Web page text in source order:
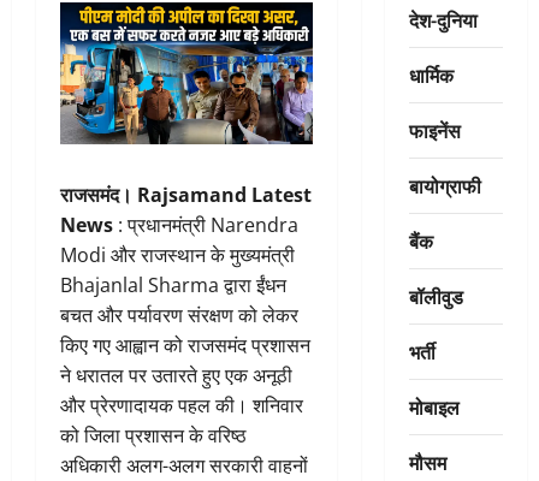
राजसमंद। Rajsamand Latest
News : प्रधानमंत्री Narendra
Modi और राजस्थान के मुख्यमंत्री
Bhajanlal Sharma द्वारा ईंधन
बचत और पर्यावरण संरक्षण को लेकर
किए गए आह्वान को राजसमंद प्रशासन
ने धरातल पर उतारते हुए एक अनूठी
और प्रेरणादायक पहल की। शनिवार
को जिला प्रशासन के वरिष्ठ
अधिकारी अलग-अलग सरकारी वाहनों
देश-दुनिया
धार्मिक
फाइनेंस
बायोग्राफी
बैंक
बॉलीवुड
भर्ती
मोबाइल
मौसम